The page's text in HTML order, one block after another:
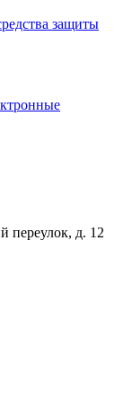
защиты
переулок, д. 12